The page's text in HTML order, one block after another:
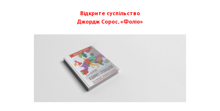
Відкрите суспільство
Джордж Сорос, «Фоліо»